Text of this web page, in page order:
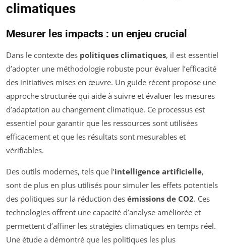
climatiques
Mesurer les impacts : un enjeu crucial
Dans le contexte des politiques climatiques, il est essentiel
d’adopter une méthodologie robuste pour évaluer l’efficacité
des initiatives mises en œuvre. Un guide récent propose une
approche structurée qui aide à suivre et évaluer les mesures
d’adaptation au changement climatique. Ce processus est
essentiel pour garantir que les ressources sont utilisées
efficacement et que les résultats sont mesurables et
vérifiables.
Des outils modernes, tels que l’intelligence artificielle,
sont de plus en plus utilisés pour simuler les effets potentiels
des politiques sur la réduction des émissions de CO2. Ces
technologies offrent une capacité d’analyse améliorée et
permettent d’affiner les stratégies climatiques en temps réel.
Une étude a démontré que les politiques les plus